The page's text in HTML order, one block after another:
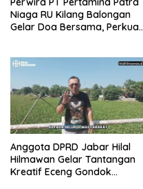
Niaga RU Kilang Balongan
Gelar Doa Bersama, Perkuat
Anggota DPRD Jabar Hilal
Hilmawan Gelar Tantangan
Kreatif Eceng Gondok